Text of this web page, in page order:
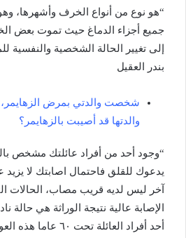
“هو نوع من أنواع الخرف وأشهرها،
جميع أجزاء الدماغ حيث تموت بعض
إلى تغيير الحالة الشخصية والنفسية
بندر العقيل
شخصت والدتي بمرض الزهايمر،
والدتها قد أصيبت بالزهايمر؟
آخر ليس لديه قريب مصاب، الحالات
الإصابة عالية نتيجة الوراثة هي حالة
أحد أفراد العائلة